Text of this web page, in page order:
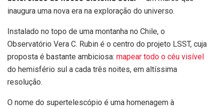
inaugura uma nova era na exploração do universo.
Instalado no topo de uma montanha no Chile, o
Observatório Vera C. Rubin é o centro do projeto LSST, cuja
proposta é bastante ambiciosa: mapear todo o céu visível
do hemisfério sul a cada três noites, em altíssima
resolução.
O nome do supertelescópio é uma homenagem à